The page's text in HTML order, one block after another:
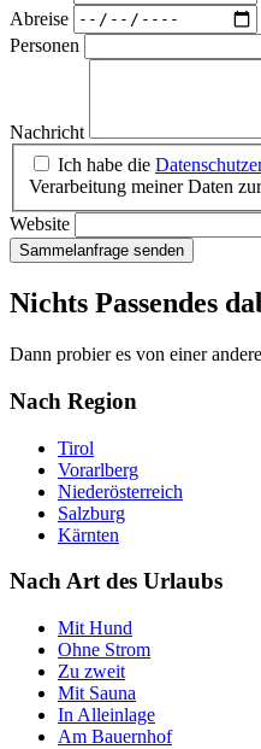
Abreise
Personen
Nachricht
Ich habe die
Verarbeitung meiner Daten
Website
Sammelanfrage senden
Nichts Passendes
Dann probier es von einer
Nach Region
Tirol
Vorarlberg
Niederösterreich
Salzburg
Kärnten
Nach Art des Urlaubs
Mit Hund
Ohne Strom
Zu zweit
Mit Sauna
In Alleinlage
Am Bauernhof